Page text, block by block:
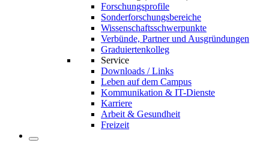
Forschungsprofile
Sonderforschungsbereiche
Wissenschaftsschwerpunkte
Verbünde, Partner und Ausgründungen
Graduiertenkolleg
Service
Downloads / Links
Leben auf dem Campus
Kommunikation & IT-Dienste
Karriere
Arbeit & Gesundheit
Freizeit